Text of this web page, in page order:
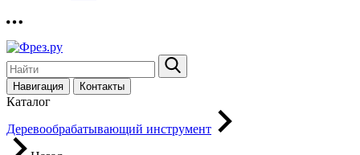
Навигация Контакты
Каталог
Деревообрабатывающий инструмент